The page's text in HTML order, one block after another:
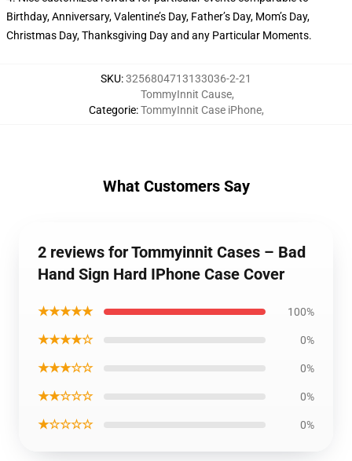
Birthday, Anniversary, Valentine’s Day, Father’s Day, Mom’s Day,
Christmas Day, Thanksgiving Day and any Particular Moments.
SKU:3256804713133036-2-21
Categorie:
TommyInnit Cause,
TommyInnit Case iPhone,
What Customers Say
2 reviews for Tommyinnit Cases – Bad
Hand Sign Hard IPhone Case Cover
★★★★★ 100%
★★★★☆ 0%
★★★☆☆ 0%
★★☆☆☆ 0%
★☆☆☆☆ 0%